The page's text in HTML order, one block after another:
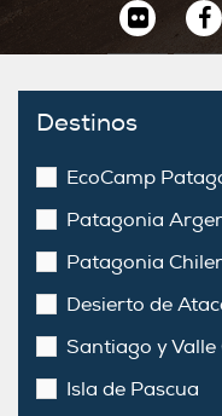
Destinos
EcoCamp
Patagonia
Patagonia
Desierto de
Santiago y Valle
Isla de Pascua